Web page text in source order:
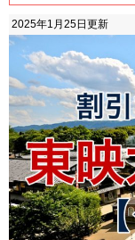
2025年1月25日 更新